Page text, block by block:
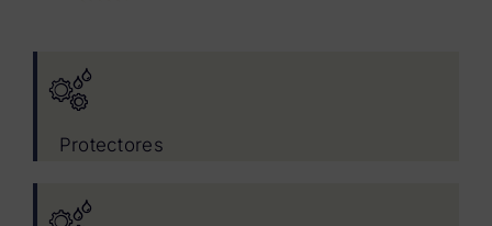
Protectores